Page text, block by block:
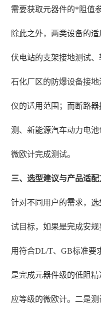
需要获取元器件的*阻值
除此之外，两类设备的
伏电站的支架接地测试、
石化厂区的防爆设备接
仪的适用范围；而断路
测、新能源汽车动力电
微欧计完成测试。
三、选型建议与产品适配
针对不同用户的需求，
试目标，如果是完成安
用符合DL/T、GB标准要
是完成元器件级的低阻
应等级的微欧计。二是测